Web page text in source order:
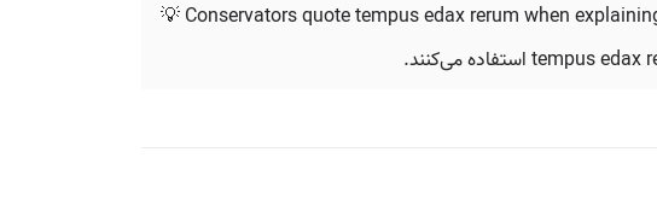
💡 Conservators quote tempus edax rerum when